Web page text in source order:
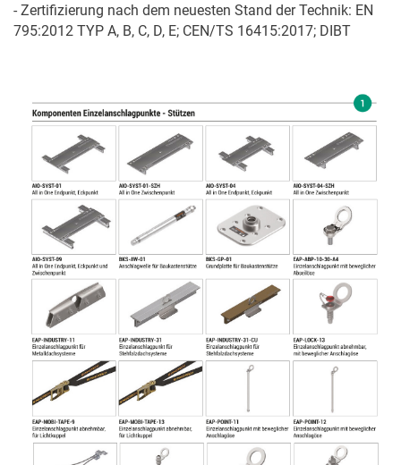
- Zertifizierung nach dem neuesten Stand der Technik: EN
795:2012 TYP A, B, C, D, E; CEN/TS 16415:2017; DIBT